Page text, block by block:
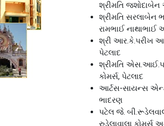
શ્રીમતિ જશોદાબેન
શ્રીમતિ સરલાબેન
રામભાઈ નાથાભાઈ
શ્રી આર.કે.પરીખ
પેટલાદ
શ્રીમતિ
કોમર્સ, પેટલાદ
આર્ટસ-સાયન્સ
ભાદરણ
પટેલ જે.
રુડેલાવાલા કોમર્સ